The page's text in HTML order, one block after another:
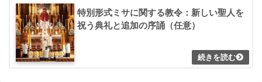
特別形式ミサに関する教令：新しい聖人を
祝う典礼と追加の序誦（任意）